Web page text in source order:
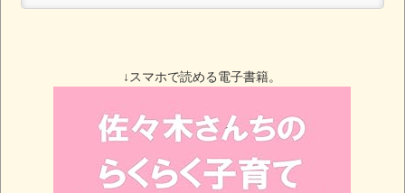
↓スマホで読める電子書籍。